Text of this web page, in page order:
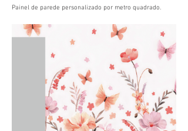
Painel de parede personalizado por metro quadrado.